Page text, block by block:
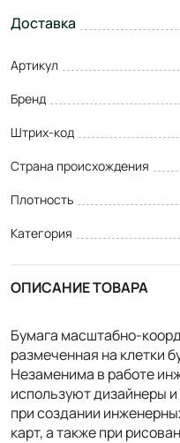
Доставка
Артикул
Бренд
Штрих-код
Страна происхождения
Плотность
Категория
ОПИСАНИЕ ТОВАРА
Бумага масштабно-
размеченная на клетки
Незаменима в работе
используют дизайнеры
при создании
карт, а также при